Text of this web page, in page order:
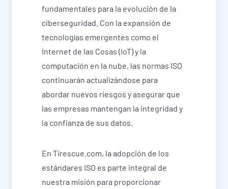
fundamentales para la evolución de la
ciberseguridad. Con la expansión de
tecnologías emergentes como el
Internet de las Cosas (IoT) y la
computación en la nube, las normas ISO
continuarán actualizándose para
abordar nuevos riesgos y asegurar que
las empresas mantengan la integridad y
la confianza de sus datos.
En Tirescue.com, la adopción de los
estándares ISO es parte integral de
nuestra misión para proporcionar